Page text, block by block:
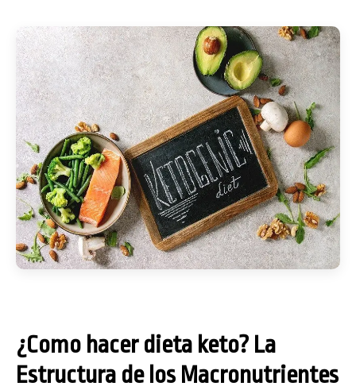
¿Como hacer dieta keto? La
Estructura de los Macronutrientes